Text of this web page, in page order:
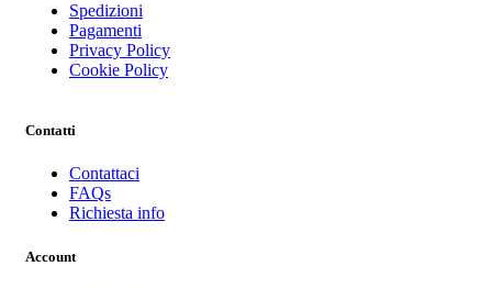
Spedizioni
Pagamenti
Privacy Policy
Cookie Policy
Contatti
Contattaci
FAQs
Richiesta info
Account